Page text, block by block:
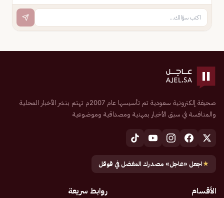
صحيفة إلكترونية سعودية تم تأسيسها عام 2007م تهتم بنشر الأخبار المحلية
والمنافسة في سبق الأخبار بمهنية ومصداقية وموضوعية
★اجعل «عاجل» مصدرك المفضل في قوقل
الأقسام روابط سريعة